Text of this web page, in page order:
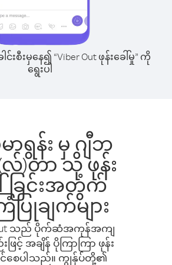
းစီးမှနေ၍ “Viber Out ဖုန်းခေါ်မှု” ကို
ရွေးပါ
ရွန်း မှ ဂျီဘ
)တာ သို့ ဖုန်း
ခြင်းအတွက်
ပြုချက်များ
သည် ပိုက်ဆံအကုန်အကျ
ြင့် အချိန် ပိုကြာကြာ ဖုန်း
င်စေပါသည်။ ကျွန်ုပ်တို့၏